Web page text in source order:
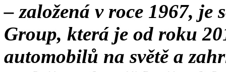
– založená v roce 1967,
Group, která je od roku
automobilů na světě a